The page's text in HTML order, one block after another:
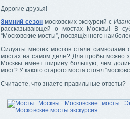
Дорогие друзья!
Зимний сезонмосковских экскурсий с
рассказывающей о мостах Москвы! В
“Московские мосты”, посвящённого
Силуэты многих мостов стали
мостах на самом деле? Для пробы можно
Москвы имеет ширину большую, чем
мост? У какого старого моста стоял
Считаете, что знаете правильные ответы?